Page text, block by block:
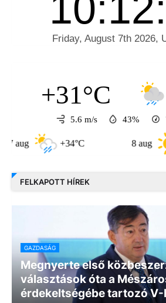
+31°C
5.6 m/s 43%
+34°C
FELKAPOTT HÍREK
GAZDASÁG
Megnyerte első
választások óta a
érdekeltségébe tartozó V-